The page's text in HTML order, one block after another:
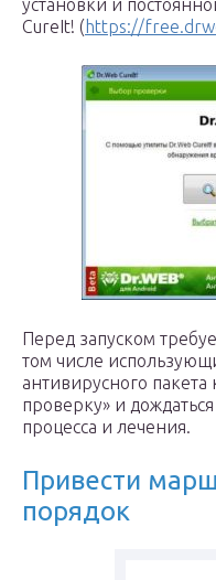
установки и
CureIt! (https://
Перед запуском
том числе
антивирусного пакета
проверку» и
процесса и лечения.
Привести
порядок